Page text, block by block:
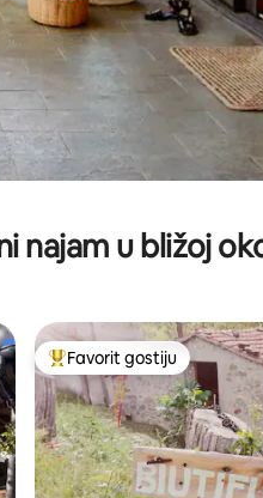
najam u bližoj
Glavni favorit gostiju
Favorit gostiju